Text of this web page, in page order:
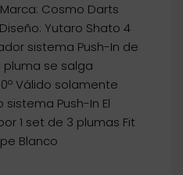
Cosmo Darts
Yutaro Shato 4
sistema Push-In de
pluma se salga
Válido solamente
Push-In El
1 set de 3 plumas Fit
Blanco